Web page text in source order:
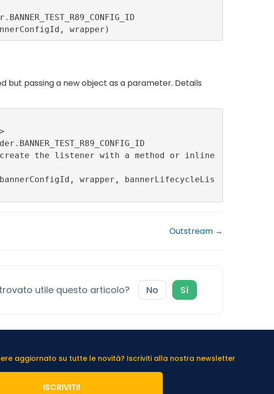
but passing a new object as a parameter. Details
Outstream →
utile questo articolo? No Sì
aggiornato su tutte le novità? Iscriviti alla nostra newsletter
ISCRIVITI!